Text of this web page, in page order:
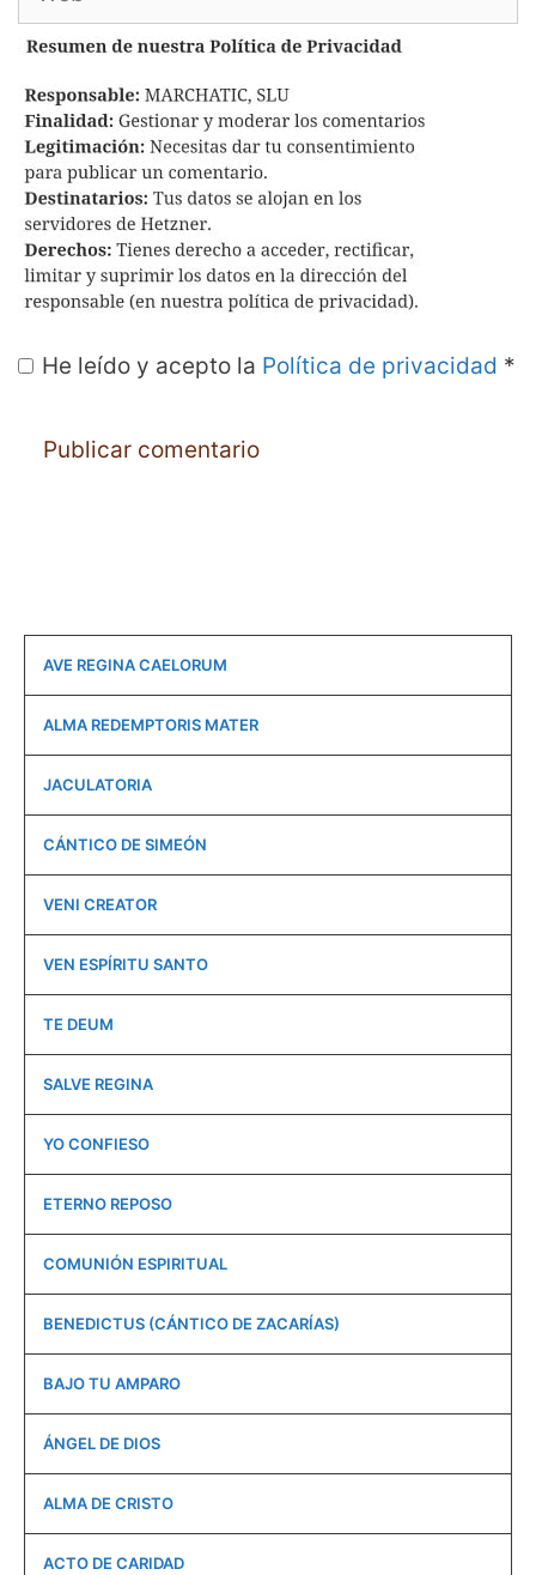
He leído y acepto la Política de privacidad *
AVE REGINA CAELORUM
ALMA REDEMPTORIS MATER
JACULATORIA
CÁNTICO DE SIMEÓN
VENI CREATOR
VEN ESPÍRITU SANTO
TE DEUM
SALVE REGINA
YO CONFIESO
ETERNO REPOSO
COMUNIÓN ESPIRITUAL
BENEDICTUS (CÁNTICO DE ZACARÍAS)
BAJO TU AMPARO
ÁNGEL DE DIOS
ALMA DE CRISTO
ACTO DE CARIDAD